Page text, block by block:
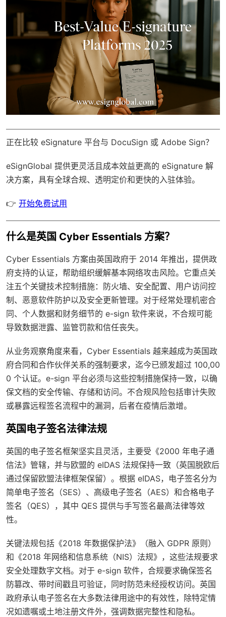
正在比较 eSignature 平台与 DocuSign 或 Adobe Sign？
eSignGlobal 提供更灵活且成本效益更高的 eSignature 解
决方案，具有全球合规、透明定价和更快的入驻体验。
👉 开始免费试用
什么是英国 Cyber Essentials 方案？
Cyber Essentials 方案由英国政府于 2014 年推出，提供政
府支持的认证，帮助组织缓解基本网络攻击风险。它重点关
注五个关键技术控制措施：防火墙、安全配置、用户访问控
制、恶意软件防护以及安全更新管理。对于经常处理机密合
同、个人数据和财务细节的 e-sign 软件来说，不合规可能
导致数据泄露、监管罚款和信任丧失。
从业务观察角度来看，Cyber Essentials 越来越成为英国政
府合同和合作伙伴关系的强制要求，迄今已颁发超过 100,00
0 个认证。e-sign 平台必须与这些控制措施保持一致，以确
保文档的安全传输、存储和访问。不合规风险包括审计失败
或暴露远程签名流程中的漏洞，后者在疫情后激增。
英国电子签名法律法规
英国的电子签名框架坚实且灵活，主要受《2000 年电子通
信法》管辖，并与欧盟的 eIDAS 法规保持一致（英国脱欧后
通过保留欧盟法律框架保留）。根据 eIDAS，电子签名分为
简单电子签名（SES）、高级电子签名（AES）和合格电子
签名（QES），其中 QES 提供与手写签名最高法律等效
性。
关键法规包括《2018 年数据保护法》（融入 GDPR 原则）
和《2018 年网络和信息系统（NIS）法规》，这些法规要求
安全处理数字文档。对于 e-sign 软件，合规要求确保签名
防篡改、带时间戳且可验证，同时防范未经授权访问。英国
政府承认电子签名在大多数法律用途中的有效性，除特定情
况如遗嘱或土地注册文件外，强调数据完整性和隐私。